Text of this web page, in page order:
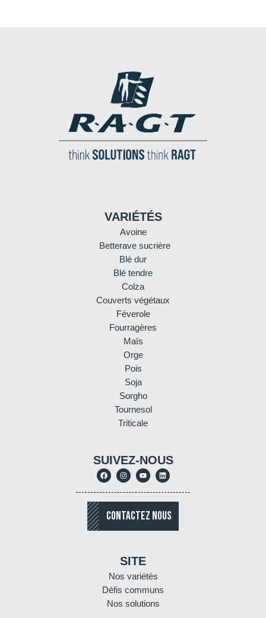
VARIÉTÉS
Avoine
Betterave sucrière
Blé dur
Blé tendre
Colza
Couverts végétaux
Féverole
Fourragères
Maïs
Orge
Pois
Soja
Sorgho
Tournesol
Triticale
SUIVEZ-NOUS
CONTACTEZ NOUS
SITE
Nos variétés
Défis communs
Nos solutions